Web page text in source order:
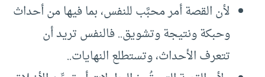
لأن القصة أمر محبَّب للنفس، بما فيها من أحداث
وحبكة ونتيجة وتشويق.. فالنفس تريد أن
تتعرف الأحداث، وتستطلع النهايات..